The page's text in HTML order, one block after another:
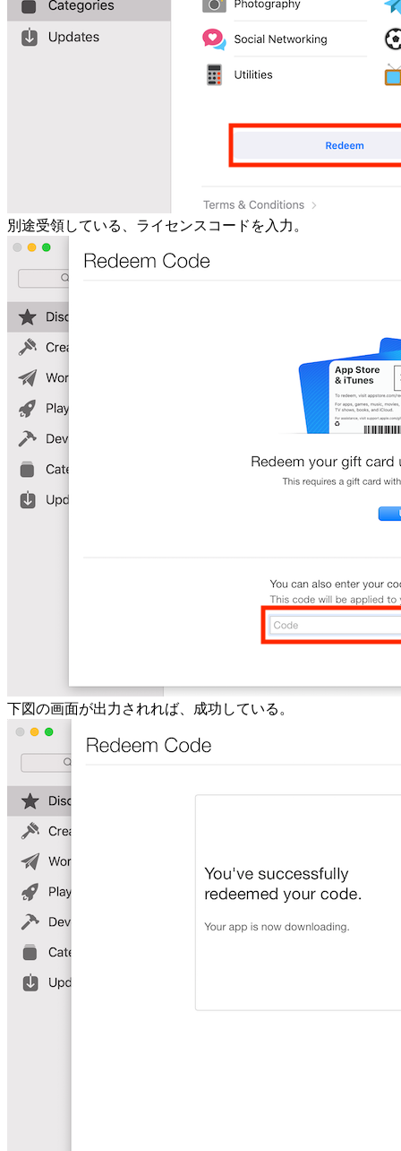
別途受領している、ライセンスコードを入力。
下図の画面が出力されれば、成功している。